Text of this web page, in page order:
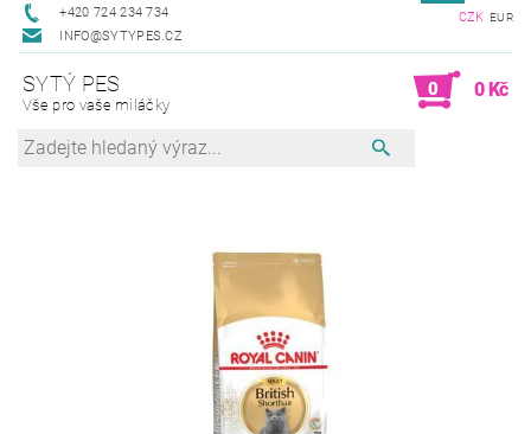
+420 724 234 734
INFO@SYTYPES.CZ
CZK EUR
SYTÝ PES
Vše pro vaše miláčky
0 0 Kč